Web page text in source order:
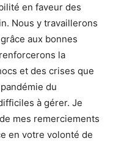
en faveur des
Nous y travaillerons
aux bonnes
la
et des crises que
du
à gérer. Je
mes remerciements
en votre volonté de